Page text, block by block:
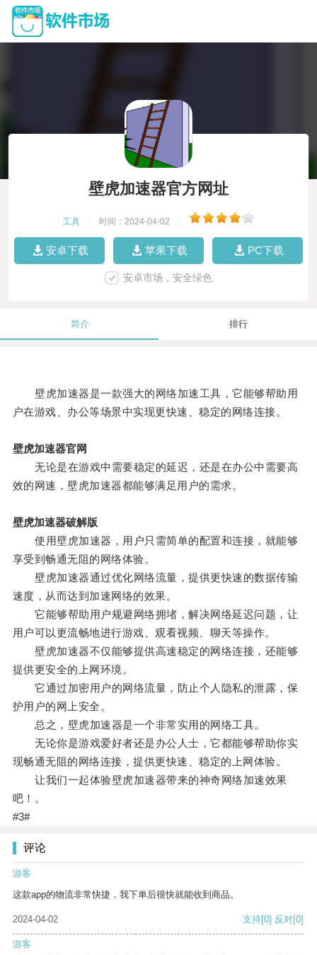
壁虎加速器官方网址
工具 时间：2024-04-02
安卓下载 苹果下载 PC下载
安卓市场，安全绿色
简介 排行
壁虎加速器是一款强大的网络加速工具，它能够帮助用
户在游戏、办公等场景中实现更快速、稳定的网络连接。
壁虎加速器官网
无论是在游戏中需要稳定的延迟，还是在办公中需要高
效的网速，壁虎加速器都能够满足用户的需求。
壁虎加速器破解版
使用壁虎加速器，用户只需简单的配置和连接，就能够
享受到畅通无阻的网络体验。
壁虎加速器通过优化网络流量，提供更快速的数据传输
速度，从而达到加速网络的效果。
它能够帮助用户规避网络拥堵，解决网络延迟问题，让
用户可以更流畅地进行游戏、观看视频、聊天等操作。
壁虎加速器不仅能够提供高速稳定的网络连接，还能够
提供更安全的上网环境。
它通过加密用户的网络流量，防止个人隐私的泄露，保
护用户的网上安全。
总之，壁虎加速器是一个非常实用的网络工具。
无论你是游戏爱好者还是办公人士，它都能够帮助你实
现畅通无阻的网络连接，提供更快速、稳定的上网体验。
让我们一起体验壁虎加速器带来的神奇网络加速效果
吧！。
#3#
评论
游客
这款app的物流非常快捷，我下单后很快就能收到商品。
2024-04-02 支持[0] 反对[0]
游客